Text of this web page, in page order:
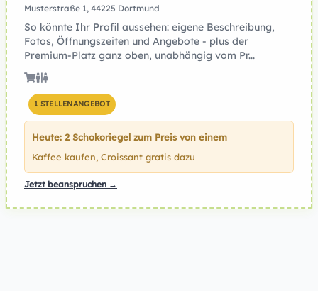
Musterstraße 1, 44225 Dortmund
So könnte Ihr Profil aussehen: eigene Beschreibung,
Fotos, Öffnungszeiten und Angebote - plus der
Premium-Platz ganz oben, unabhängig vom Pr...
1 STELLENANGEBOT
Heute: 2 Schokoriegel zum Preis von einem
Kaffee kaufen, Croissant gratis dazu
Jetzt beanspruchen →